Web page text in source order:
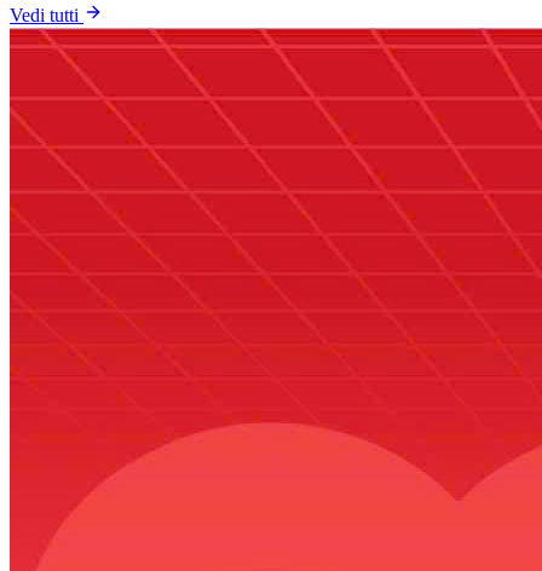
Vedi tutti